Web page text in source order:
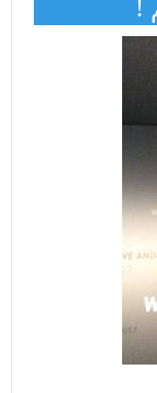
!